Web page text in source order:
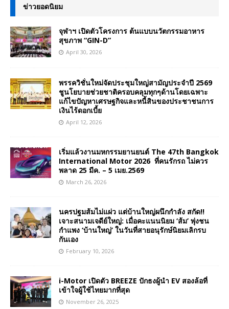
ข่าวยอดนิยม
จุฬาฯ เปิดตัวโครงการ ต้นแบบนวัตกรรมอาหาร
สุขภาพ “GIN-D”
April 30, 2026
พรรควิชั่นใหม่จัดประชุมใหญ่สามัญประจำปี 2569
ชูนโยบายช่วยชาติครอบคลุมทุกๆด้านโดยเฉพาะ
แก้ไขปัญหาเศรษฐกิจและหนี้สินของประชาชนการ
เงินไร้ดอกเบี้ย
April 12, 2026
เริ่มแล้วงานมหกรรมยานยนต์ The 47th Bangkok
International Motor 2026 ที่คนรักรถ ไม่ควร
พลาด 25 มีค. – 5 เมย.2569
March 26, 2026
นครปฐมส้มไม่แผ่ว แต่บ้านใหญ่ผนึกกำลัง สกัด!!
เจาะสนามเจดีย์ใหญ่: เมื่อคะแนนนิยม ‘ส้ม’ พุ่งชน
กำแพง ‘บ้านใหญ่’ ในวันที่สายอนุรักษ์นิยมเลิกรบ
กันเอง
February 10, 2026
i-Motor เปิดตัว BREEZE ปักธงผู้นำ EV สองล้อที่
เข้าใจผู้ใช้ไทยมากที่สุด
November 26, 2025